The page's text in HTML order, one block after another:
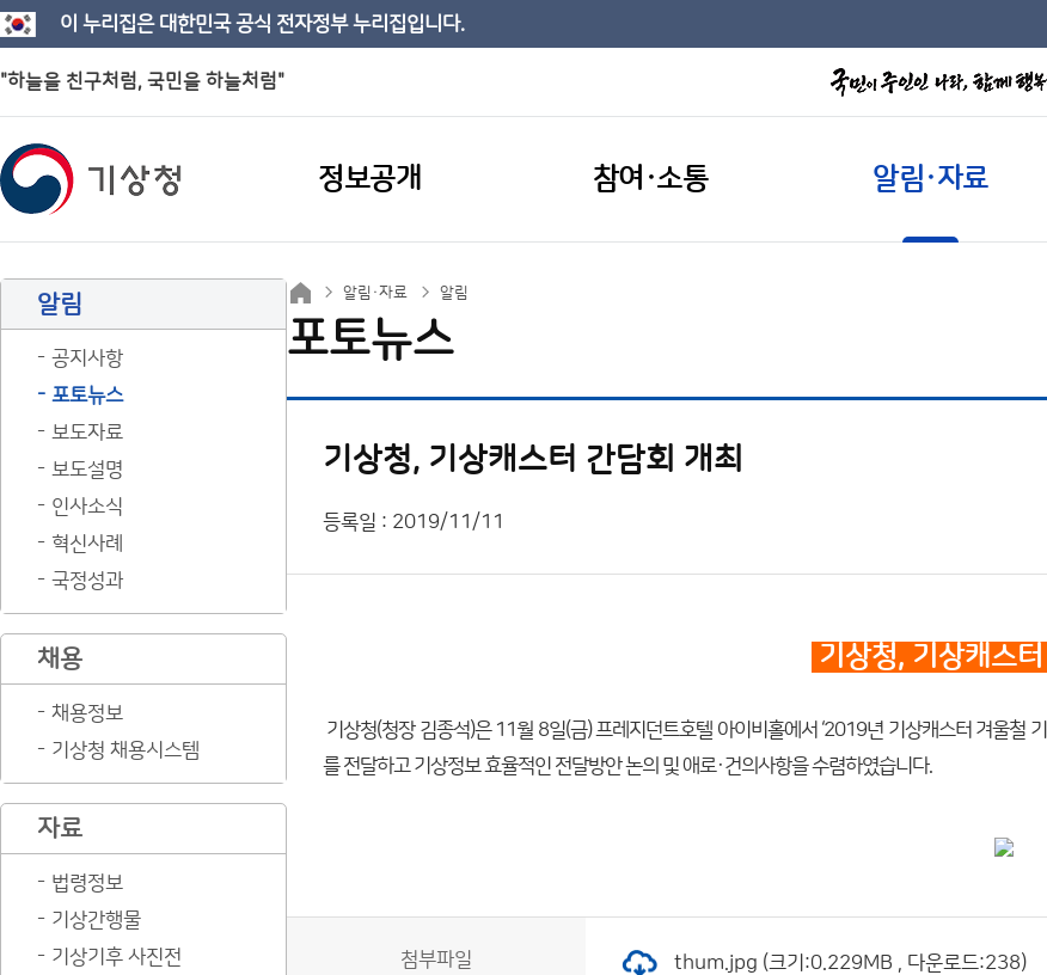
이 누리집은 대한민국 공식 전자정부 누리집입니다.
"하늘을 친구처럼, 국민을 하늘처럼"
정보공개 참여·소통 알림·자료
알림
공지사항
포토뉴스
보도자료
보도설명
인사소식
혁신사례
국정성과
채용
채용정보
기상청 채용시스템
자료
법령정보
기상간행물
기상기후 사진전
알림·자료 알림
포토뉴스
기상청, 기상캐스터 간담회 개최
등록일 : 2019/11/11
기상청, 기상캐스
기상청(청장 김종석)은 11월 8일(금) 프레지던트호텔 아이비홀에서 ‘2019년 기상캐스터 겨울철
를 전달하고 기상정보 효율적인 전달방안 논의 및 애로·건의사항을 수렴하였습니다.
첨부파일 thum.jpg (크기:0.229MB , 다운로드:238)